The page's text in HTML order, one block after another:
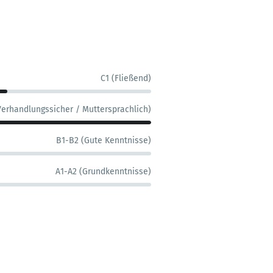
C1 (Fließend)
/ Muttersprachlich)
B1-B2 (Gute Kenntnisse)
A1-A2 (Grundkenntnisse)